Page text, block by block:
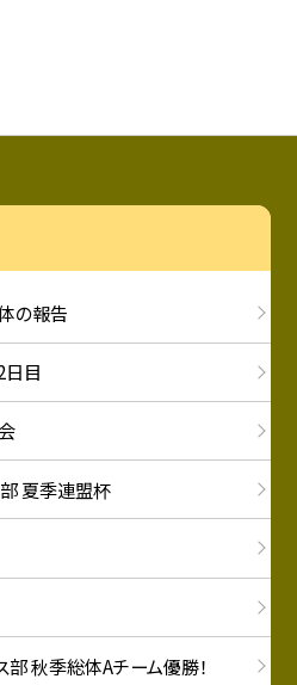
の報告
日目
夏季連盟杯
秋季総体Aチーム優勝！